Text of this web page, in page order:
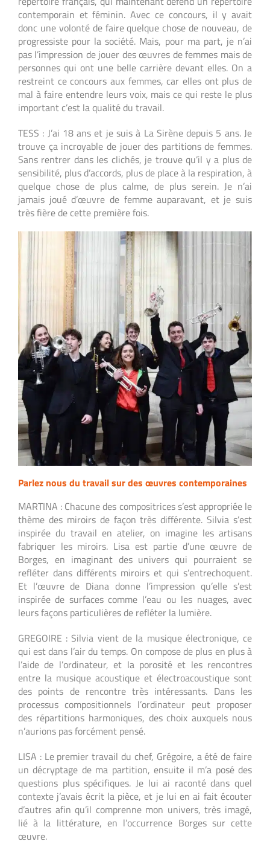
contemporain et féminin. Avec ce concours, il y avait
donc une volonté de faire quelque chose de nouveau, de
progressiste pour la société. Mais, pour ma part, je n’ai
pas l’impression de jouer des œuvres de femmes mais de
personnes qui ont une belle carrière devant elles. On a
restreint ce concours aux femmes, car elles ont plus de
mal à faire entendre leurs voix, mais ce qui reste le plus
important c’est la qualité du travail.
TESS : J’ai 18 ans et je suis à La Sirène depuis 5 ans. Je
trouve ça incroyable de jouer des partitions de femmes.
Sans rentrer dans les clichés, je trouve qu’il y a plus de
sensibilité, plus d’accords, plus de place à la respiration, à
quelque chose de plus calme, de plus serein. Je n’ai
jamais joué d’œuvre de femme auparavant, et je suis
très fière de cette première fois.
Parlez nous du travail sur des œuvres contemporaines
MARTINA : Chacune des compositrices s’est appropriée le
thème des miroirs de façon très différente. Silvia s’est
inspirée du travail en atelier, on imagine les artisans
fabriquer les miroirs. Lisa est partie d’une œuvre de
Borges, en imaginant des univers qui pourraient se
refléter dans différents miroirs et qui s’entrechoquent.
Et l’œuvre de Diana donne l’impression qu’elle s’est
inspirée de surfaces comme l’eau ou les nuages, avec
leurs façons particulières de refléter la lumière.
GREGOIRE : Silvia vient de la musique électronique, ce
qui est dans l’air du temps. On compose de plus en plus à
l’aide de l’ordinateur, et la porosité et les rencontres
entre la musique acoustique et électroacoustique sont
des points de rencontre très intéressants. Dans les
processus compositionnels l’ordinateur peut proposer
des répartitions harmoniques, des choix auxquels nous
n’aurions pas forcément pensé.
LISA : Le premier travail du chef, Grégoire, a été de faire
un décryptage de ma partition, ensuite il m’a posé des
questions plus spécifiques. Je lui ai raconté dans quel
contexte j’avais écrit la pièce, et je lui en ai fait écouter
d’autres afin qu’il comprenne mon univers, très imagé,
lié à la littérature, en l’occurrence Borges sur cette
œuvre.